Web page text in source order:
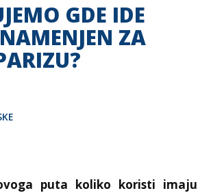
GDE IDE
ZA
puta koliko koristi imaju